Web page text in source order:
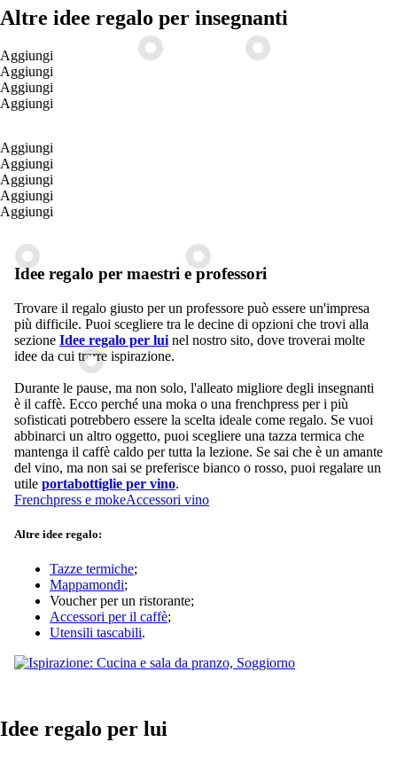
Altre idee regalo per insegnanti
Aggiungi
Aggiungi
Aggiungi
Aggiungi
Aggiungi
Aggiungi
Aggiungi
Aggiungi
Aggiungi
Idee regalo per maestri e professori
Trovare il regalo giusto per un professore può essere un'impresa
più difficile. Puoi scegliere tra le decine di opzioni che trovi alla
sezione Idee regalo per lui nel nostro sito, dove troverai molte
idee da cui trarre ispirazione.
Durante le pause, ma non solo, l'alleato migliore degli insegnanti
è il caffè. Ecco perché una moka o una frenchpress per i più
sofisticati potrebbero essere la scelta ideale come regalo. Se vuoi
abbinarci un altro oggetto, puoi scegliere una tazza termica che
mantenga il caffè caldo per tutta la lezione. Se sai che è un amante
del vino, ma non sai se preferisce bianco o rosso, puoi regalare un
utile portabottiglie per vino.
Frenchpress e mokeAccessori vino
Altre idee regalo:
Tazze termiche;
Mappamondi;
Voucher per un ristorante;
Accessori per il caffè;
Utensili tascabili.
Idee regalo per lui